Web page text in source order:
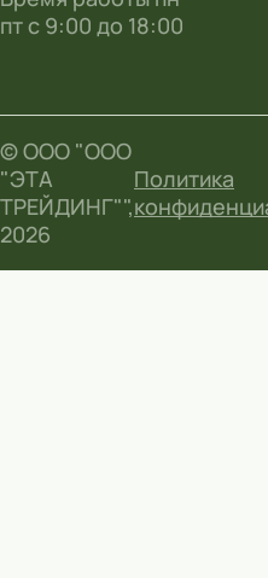
пт с 9:00 до 18:00
© ООО "ООО
"ЭТА
ТРЕЙДИНГ"",
2026
Политика